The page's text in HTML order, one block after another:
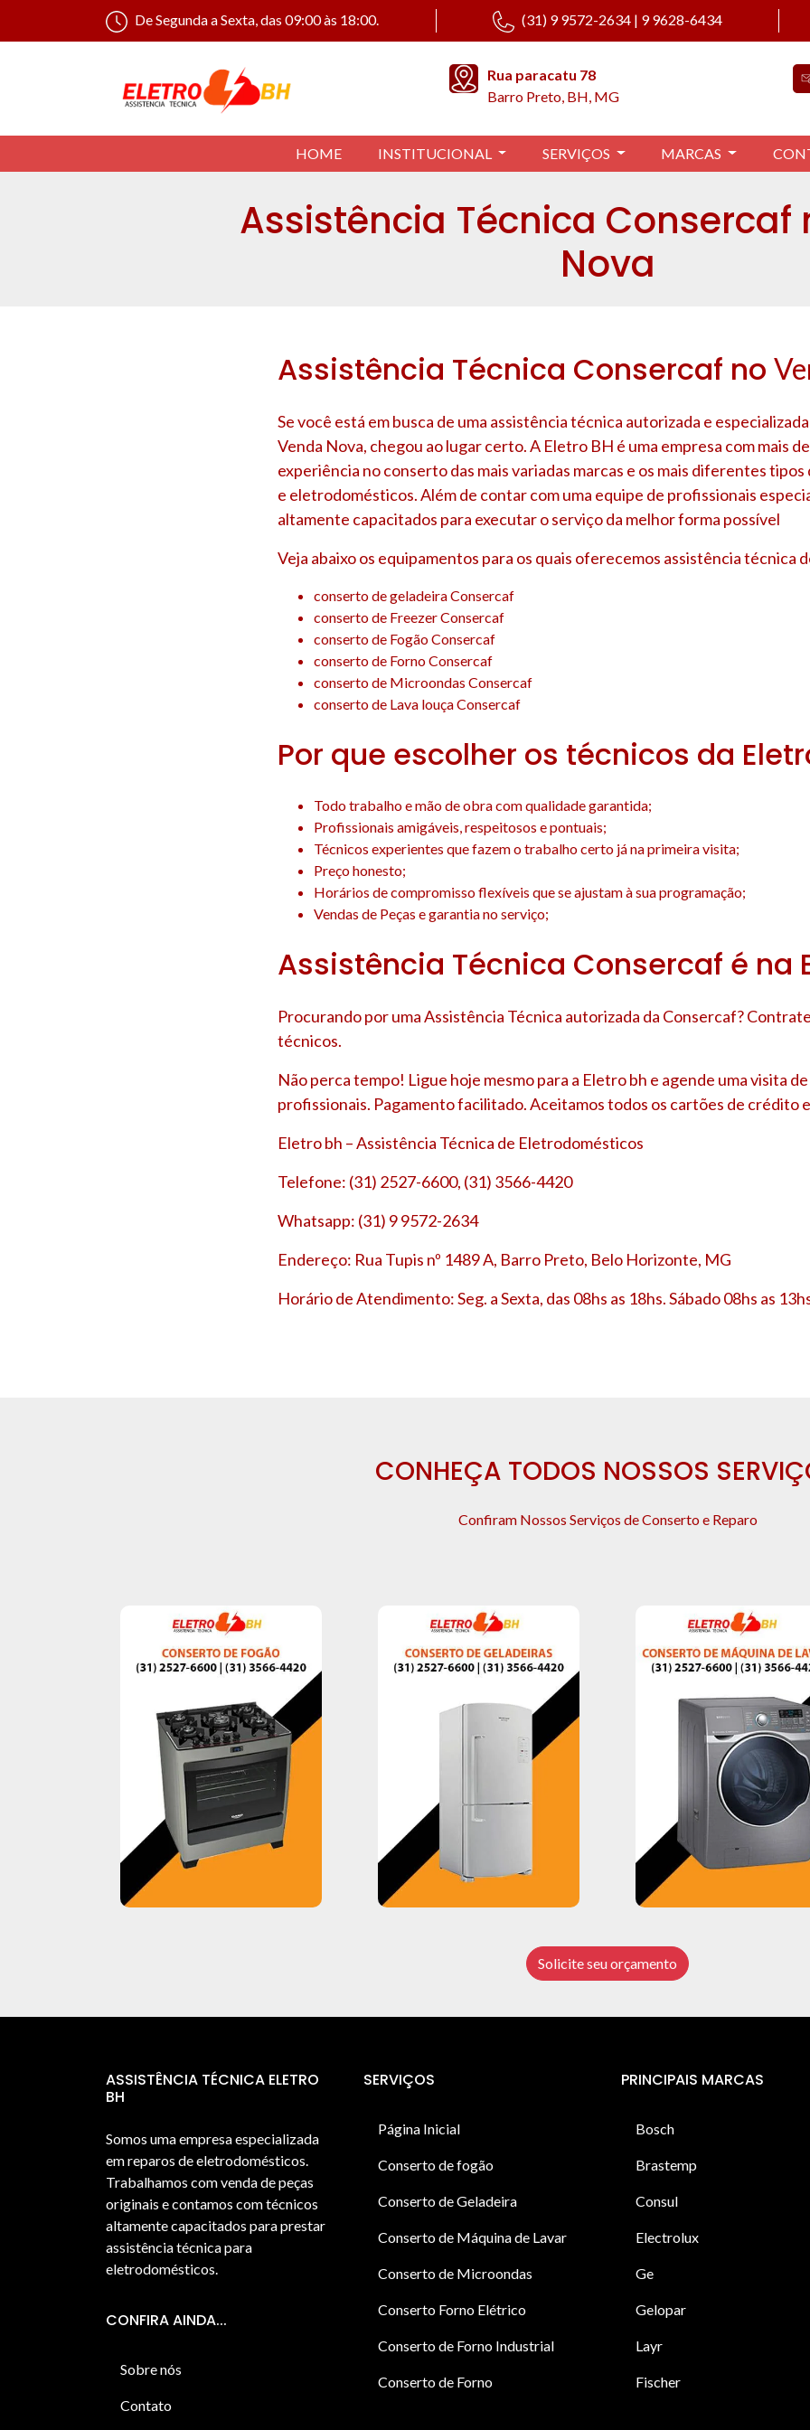
De Segunda a Sexta, das 09:00 às 18:00. (31) 9 9572-2634 | 9 9628-6434
Rua paracatu 78
Barro Preto, BH, MG
HOME INSTITUCIONAL SERVIÇOS MARCAS
Assistência Técnica Consercaf
Nova
Assistência Técnica Consercaf no
Se você está em busca de uma assistência técnica autorizada e
Venda Nova, chegou ao lugar certo. A Eletro BH é uma empresa com mais
experiência no conserto das mais variadas marcas e os mais diferentes
e eletrodomésticos. Além de contar com uma equipe de profissionais
altamente capacitados para executar o serviço da melhor forma possível
Veja abaixo os equipamentos para os quais oferecemos assistência técnica
conserto de geladeira Consercaf
conserto de Freezer Consercaf
conserto de Fogão Consercaf
conserto de Forno Consercaf
conserto de Microondas Consercaf
conserto de Lava louça Consercaf
Por que escolher os técnicos da
Todo trabalho e mão de obra com qualidade garantida;
Profissionais amigáveis, respeitosos e pontuais;
Técnicos experientes que fazem o trabalho certo já na primeira visita;
Preço honesto;
Horários de compromisso flexíveis que se ajustam à sua programação;
Vendas de Peças e garantia no serviço;
Assistência Técnica Consercaf é na
Procurando por uma Assistência Técnica autorizada da Consercaf?
técnicos.
Não perca tempo! Ligue hoje mesmo para a Eletro bh e agende uma visita
profissionais. Pagamento facilitado. Aceitamos todos os cartões de crédito
Eletro bh – Assistência Técnica de Eletrodomésticos
Telefone: (31) 2527-6600, (31) 3566-4420
Whatsapp: (31) 9 9572-2634
Endereço: Rua Tupis nº 1489 A, Barro Preto, Belo Horizonte, MG
Horário de Atendimento: Seg. a Sexta, das 08hs as 18hs. Sábado 08hs as
CONHEÇA TODOS NOSSOS
Confiram Nossos Serviços de Conserto e Reparo
Solicite seu orçamento
ASSISTÊNCIA TÉCNICA ELETRO
BH
Somos uma empresa especializada
em reparos de eletrodomésticos.
Trabalhamos com venda de peças
originais e contamos com técnicos
altamente capacitados para prestar
assistência técnica para
eletrodomésticos.
CONFIRA AINDA...
Sobre nós
Contato
SERVIÇOS
Página Inicial
Conserto de fogão
Conserto de Geladeira
Conserto de Máquina de Lavar
Conserto de Microondas
Conserto Forno Elétrico
Conserto de Forno Industrial
Conserto de Forno
PRINCIPAIS MARCAS
Bosch
Brastemp
Consul
Electrolux
Ge
Gelopar
Layr
Fischer